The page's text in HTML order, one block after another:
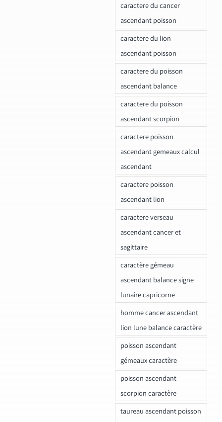
caractere du cancer
ascendant poisson
caractere du lion
ascendant poisson
caractere du poisson
ascendant balance
caractere du poisson
ascendant scorpion
caractere poisson
ascendant gemeaux calcul
ascendant
caractere poisson
ascendant lion
caractere verseau
ascendant cancer et
sagittaire
caractère gémeau
ascendant balance signe
lunaire capricorne
homme cancer ascendant
lion lune balance caractère
poisson ascendant
gémeaux caractère
poisson ascendant
scorpion caractère
taureau ascendant poisson